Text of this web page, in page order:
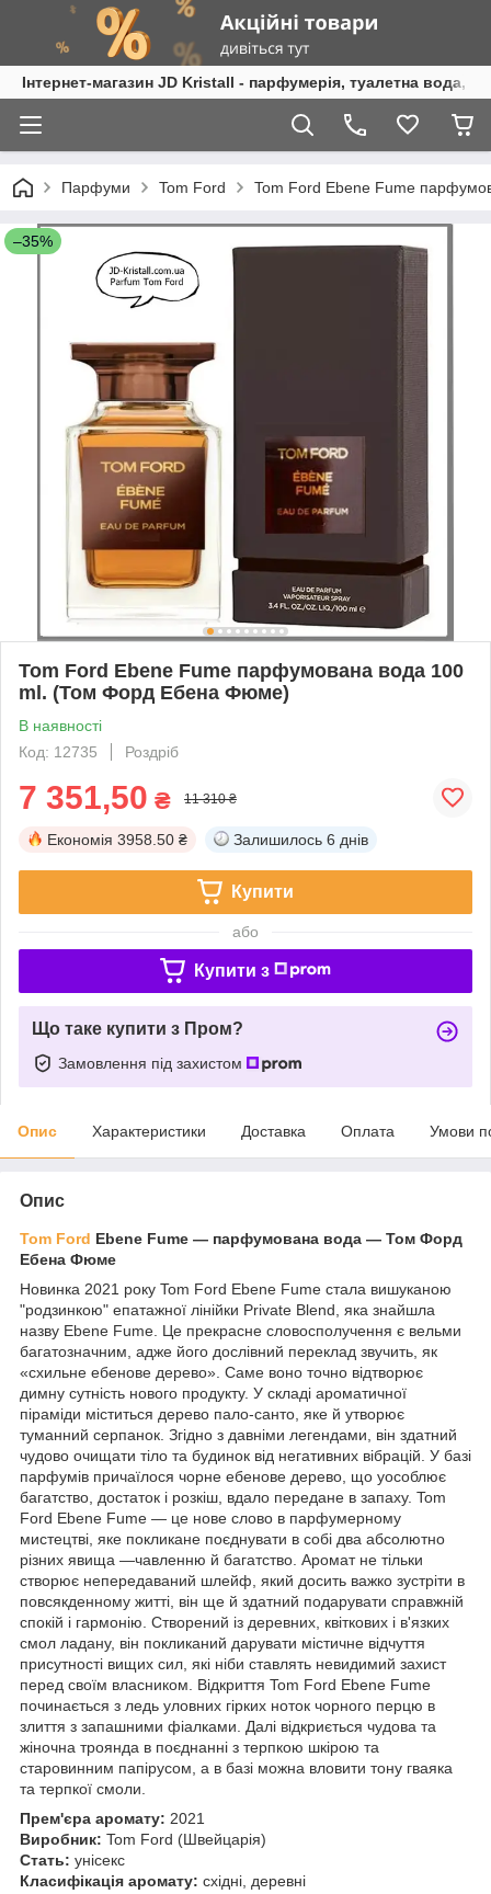
Інтернет-магазин JD Kristall - парфумерія, туалетна вода,
Парфуми Tom Ford Tom Ford Ebene Fume
–35%
Tom Ford Ebene Fume парфумована вода 100
ml. (Том Форд Ебена Фюме)
В наявності
Код: 12735
Роздріб
7 351,50 ₴ 11 310 ₴
Економія 3958.50 ₴ Залишилось 6 днів
Купити
або
Купити з
Що таке купити з Пром?
Замовлення під захистом
Опис Характеристики Доставка Оплата Умови
Опис
Tom Ford Ebene Fume — парфумована вода — Том Форд
Ебена Фюме
Новинка 2021 року Tom Ford Ebene Fume стала вишуканою
"родзинкою" епатажної лінійки Private Blend, яка знайшла
назву Ebene Fume. Це прекрасне словосполучення є вельми
багатозначним, адже його дослівний переклад звучить, як
«схильне ебенове дерево». Саме воно точно відтворює
димну сутність нового продукту. У складі ароматичної
піраміди міститься дерево пало-санто, яке й утворює
туманний серпанок. Згідно з давніми легендами, він здатний
чудово очищати тіло та будинок від негативних вібрацій. У базі
парфумів причаїлося чорне ебенове дерево, що уособлює
багатство, достаток і розкіш, вдало передане в запаху. Tom
Ford Ebene Fume — це нове слово в парфумерному
мистецтві, яке покликане поєднувати в собі два абсолютно
різних явища —чавленню й багатство. Аромат не тільки
створює непередаваний шлейф, який досить важко зустріти в
повсякденному житті, він ще й здатний подарувати справжній
спокій і гармонію. Створений із деревних, квіткових і в'язких
смол ладану, він покликаний дарувати містичне відчуття
присутності вищих сил, які ніби ставлять невидимий захист
перед своїм власником. Відкриття Tom Ford Ebene Fume
починається з ледь уловних гірких ноток чорного перцю в
злиття з запашними фіалками. Далі відкриється чудова та
жіночна троянда в поєднанні з терпкою шкірою та
старовинним папірусом, а в базі можна вловити тону гваяка
та терпкої смоли.
Прем'єра аромату: 2021
Виробник: Tom Ford (Швейцарія)
Стать: унісекс
Класифікація аромату: східні, деревні